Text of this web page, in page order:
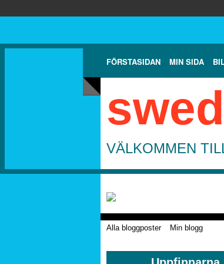
FÖRSTASIDAN MIN SIDA
VÄLKOMMEN
Alla bloggposter Min blogg